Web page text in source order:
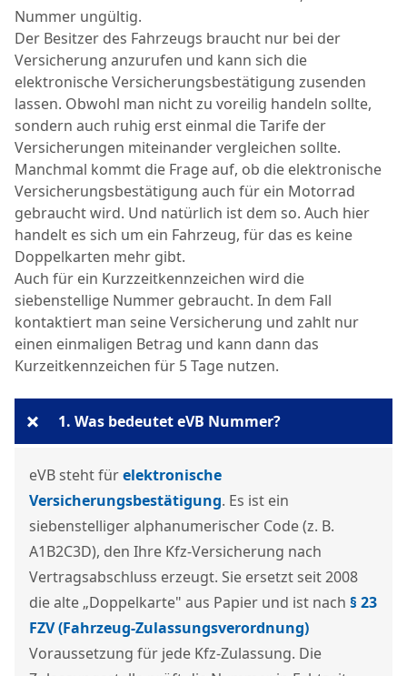
Nummer ungültig.
Der Besitzer des Fahrzeugs braucht nur bei der
Versicherung anzurufen und kann sich die
elektronische Versicherungsbestätigung zusenden
lassen. Obwohl man nicht zu voreilig handeln sollte,
sondern auch ruhig erst einmal die Tarife der
Versicherungen miteinander vergleichen sollte.
Manchmal kommt die Frage auf, ob die elektronische
Versicherungsbestätigung auch für ein Motorrad
gebraucht wird. Und natürlich ist dem so. Auch hier
handelt es sich um ein Fahrzeug, für das es keine
Doppelkarten mehr gibt.
Auch für ein Kurzzeitkennzeichen wird die
siebenstellige Nummer gebraucht. In dem Fall
kontaktiert man seine Versicherung und zahlt nur
einen einmaligen Betrag und kann dann das
Kurzeitkennzeichen für 5 Tage nutzen.
+ 1. Was bedeutet eVB Nummer?
eVB steht fürelektronische
Versicherungsbestätigung. Es ist ein
siebenstelliger alphanumerischer Code (z. B.
A1B2C3D), den Ihre Kfz-Versicherung nach
Vertragsabschluss erzeugt. Sie ersetzt seit 2008
die alte „Doppelkarte" aus Papier und ist nach § 23
FZV (Fahrzeug-Zulassungsverordnung)
Voraussetzung für jede Kfz-Zulassung. Die